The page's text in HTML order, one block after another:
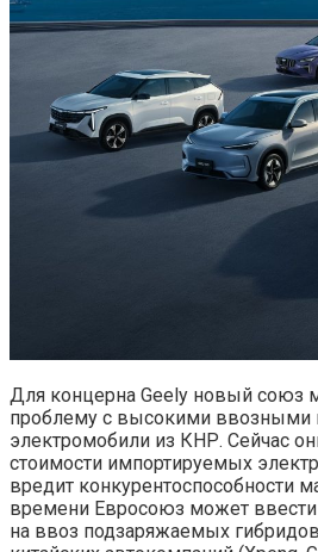
Для концерна Geely новый союз
проблему с высокими ввозными
электромобили из КНР. Сейчас
стоимости импортируемых
вредит конкурентоспособности
времени Евросоюз может ввести
на ввоз подзаряжаемых